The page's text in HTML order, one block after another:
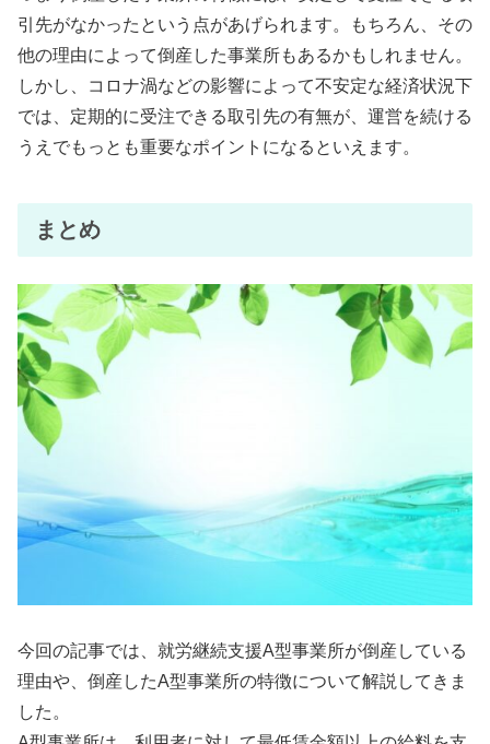
引先がなかったという点があげられます。もちろん、その
他の理由によって倒産した事業所もあるかもしれません。
しかし、コロナ渦などの影響によって不安定な経済状況下
では、定期的に受注できる取引先の有無が、運営を続ける
うえでもっとも重要なポイントになるといえます。
まとめ
今回の記事では、就労継続支援A型事業所が倒産している
理由や、倒産したA型事業所の特徴について解説してきま
した。